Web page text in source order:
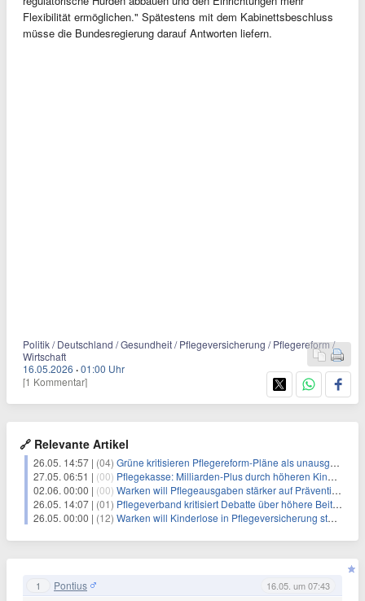
Flexibilität ermöglichen." Spätestens mit dem Kabinettsbeschluss
müsse die Bundesregierung darauf Antworten liefern.
Politik / Deutschland / Gesundheit / Pflegeversicherung / Pflegereform /
Wirtschaft
16.05.2026 ·01:00 Uhr
[1 Kommentar]
🔗 Relevante Artikel
26.05. 14:57 | (04) Grüne kritisieren Pflegereform-Pläne als unausgereift
27.05. 06:51 | (00) Pflegekasse: Milliarden-Plus durch höheren Kinderlosen-Zuschlag
02.06. 00:00 | (00) Warken will Pflegeausgaben stärker auf Prävention ausrichten
26.05. 14:07 | (01) Pflegeverband kritisiert Debatte über höhere Beiträge
26.05. 00:00 | (12) Warken will Kinderlose in Pflegeversicherung stärker belasten
1 Pontius 16.05. um 07:43